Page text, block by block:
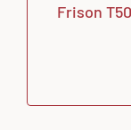
Frison